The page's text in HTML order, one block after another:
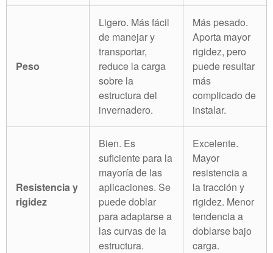
Peso
Ligero. Más fácil
de manejar y
transportar,
reduce la carga
sobre la
estructura del
invernadero.
Más pesado.
Aporta mayor
rigidez, pero
puede resultar
más
complicado de
instalar.
Resistencia y
rigidez
Bien. Es
suficiente para la
mayoría de las
aplicaciones. Se
puede doblar
para adaptarse a
las curvas de la
estructura.
Excelente.
Mayor
resistencia a
la tracción y
rigidez. Menor
tendencia a
doblarse bajo
carga.